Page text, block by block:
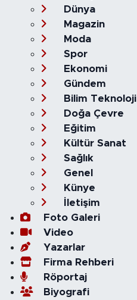
Dünya
Magazin
Moda
Spor
Ekonomi
Gündem
Bilim Teknoloji
Doğa Çevre
Eğitim
Kültür Sanat
Sağlık
Genel
Künye
İletişim
Foto Galeri
Video
Yazarlar
Firma Rehberi
Röportaj
Biyografi